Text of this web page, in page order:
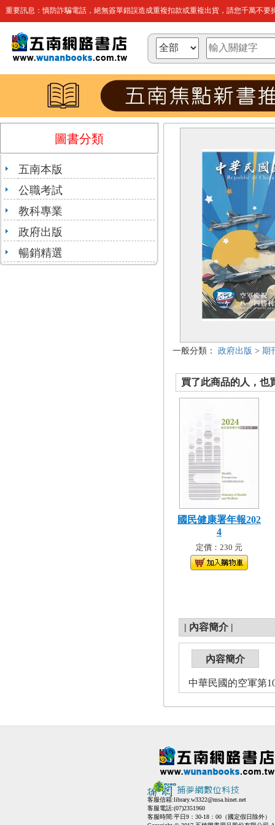
重要訊息：慎防詐騙電話，絕無簽單錯誤造成重複扣款或重複出貨，請您千萬不要
圖書分類
五南本版
公職考試
教科專業
政府出版
暢銷精選
一般分類： 政府出版 > 期
買了此商品的人，也
國民健康署年報202
4
定價：230 元
| 內容簡介 |
內容簡介
中華民國的空軍第
客服信箱:library.w3322@msa.hinet.net
客服電話:(07)2351960
客服時間:平日9：30-18：00（國定假日除外）